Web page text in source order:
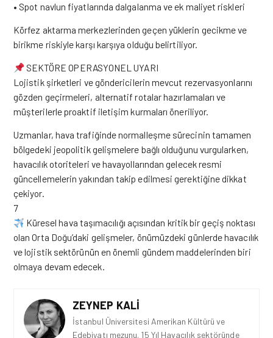
• Spot navlun fiyatlarında dalgalanma ve ek maliyet riskleri
Körfez aktarma merkezlerinden geçen yüklerin gecikme ve
birikme riskiyle karşı karşıya olduğu belirtiliyor.
SEKTÖRE OPERASYONEL UYARI
Lojistik şirketleri ve göndericilerin mevcut rezervasyonlarını
gözden geçirmeleri, alternatif rotalar hazırlamaları ve
müşterilerle proaktif iletişim kurmaları öneriliyor.
Uzmanlar, hava trafiğinde normalleşme sürecinin tamamen
bölgedeki jeopolitik gelişmelere bağlı olduğunu vurgularken,
havacılık otoriteleri ve havayollarından gelecek resmi
güncellemelerin yakından takip edilmesi gerektiğine dikkat
çekiyor.
7
Küresel hava taşımacılığı açısından kritik bir geçiş noktası
olan Orta Doğu’daki gelişmeler, önümüzdeki günlerde havacılık
ve lojistik sektörünün en önemli gündem maddelerinden biri
olmaya devam edecek.
ZEYNEP KALI
İstanbul Üniversitesi Amerikan Kültürü ve
Edebiyatı mezunu. 15 Yıl Havacılık sektöründe